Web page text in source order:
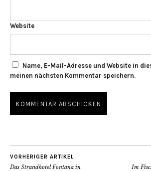
Website
Name, E-Mail-Adresse und Website in
meinen nächsten Kommentar speichern.
VORHERIGER ARTIKEL
Das Strandhotel Fontana in
Im